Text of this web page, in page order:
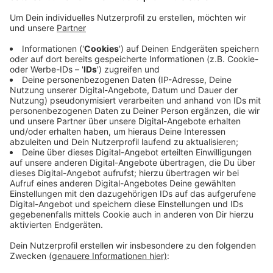
Münsters Oberbürgermeister Markus Lewe ist
eingeladen, Bundespräsident Frank-Walter Steinmeier
bei seiner bevorstehenden Italienreise zu begleiten.
Die Beiden treffen dort den italienischen
Staatspräsidenten Sergio Mattarella. Es geht darum,
die deutsch-italienische Verbundenheit in einer
schwierigen Zeit stärken, heißt es in einer Mitteilung.
Lewes Part als Vizepräsident des Deutschen
Städtetages ist dabei, mit italienischen
Bürgermeistern ins Gespräch zu kommen und dem
Netzwerk der deutsch-italienischen Partnerschaften
auch vor dem Hintergrund der aktuellen Corona-
Pandemie einen neuen Impuls zu geben.
Anzeige